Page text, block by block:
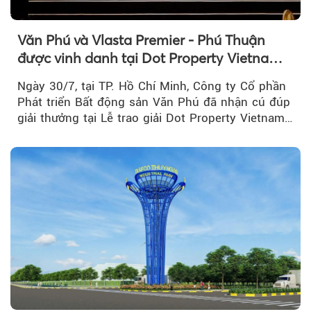
Văn Phú và Vlasta Premier - Phú Thuận
được vinh danh tại Dot Property Vietnam
Ngày 30/7, tại TP. Hồ Chí Minh, Công ty Cổ phần
Phát triển Bất động sản Văn Phú đã nhận cú đúp
giải thưởng tại Lễ trao giải Dot Property Vietnam